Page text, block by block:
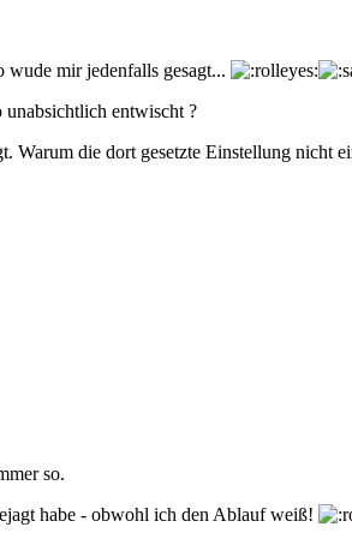
wude mir jedenfalls gesagt...
entwischt ?
Warum die dort gesetzte Einstellung nicht
so.
habe - obwohl ich den Ablauf weiß!